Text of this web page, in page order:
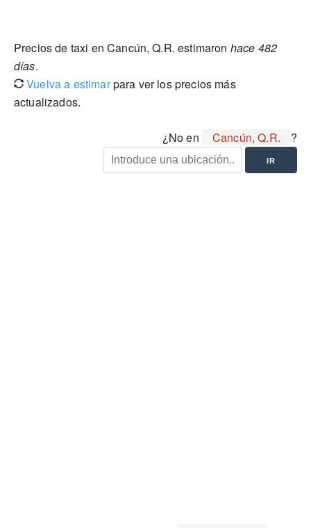
Precios de taxi en Cancún, Q.R. estimaron hace 482
días.
Vuelva a estimarpara ver los precios más
actualizados.
¿No en Cancún, Q.R. ?